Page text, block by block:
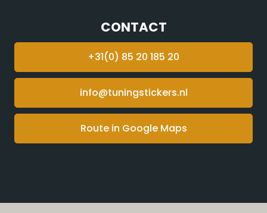
CONTACT
+31(0) 85 20 185 20
info@tuningstickers.nl
Route in Google Maps